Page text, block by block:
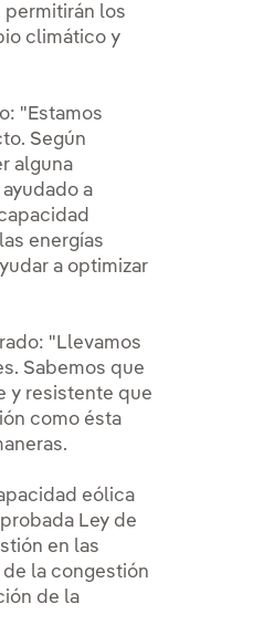
permitirán los
climático y
"Estamos
Según
alguna
a
energías
a optimizar
"Llevamos
Sabemos que
y resistente que
como ésta
eólica
Ley de
en las
la congestión
de la